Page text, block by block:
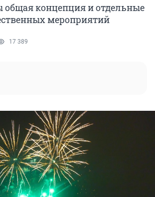
общая концепция и отдельные
мероприятий
17 389